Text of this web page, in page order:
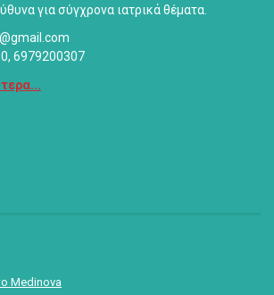
για σύγχρονα ιατρικά θέματα.
6979200307
Medinova